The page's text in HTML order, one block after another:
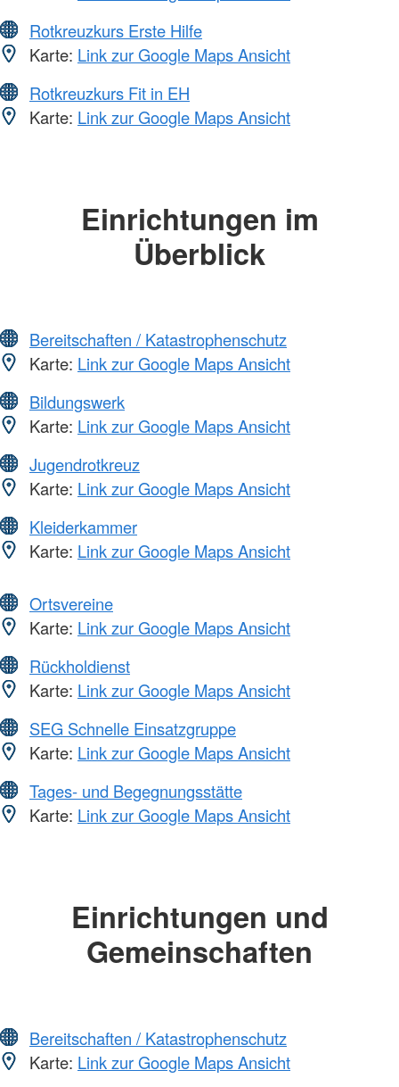
Rotkreuzkurs Erste Hilfe
Karte: Link zur Google Maps Ansicht
Rotkreuzkurs Fit in EH
Karte: Link zur Google Maps Ansicht
Einrichtungen im
Überblick
Bereitschaften / Katastrophenschutz
Karte: Link zur Google Maps Ansicht
Bildungswerk
Karte: Link zur Google Maps Ansicht
Jugendrotkreuz
Karte: Link zur Google Maps Ansicht
Kleiderkammer
Karte: Link zur Google Maps Ansicht
Ortsvereine
Karte: Link zur Google Maps Ansicht
Rückholdienst
Karte: Link zur Google Maps Ansicht
SEG Schnelle Einsatzgruppe
Karte: Link zur Google Maps Ansicht
Tages- und Begegnungsstätte
Karte: Link zur Google Maps Ansicht
Einrichtungen und
Gemeinschaften
Bereitschaften / Katastrophenschutz
Karte: Link zur Google Maps Ansicht